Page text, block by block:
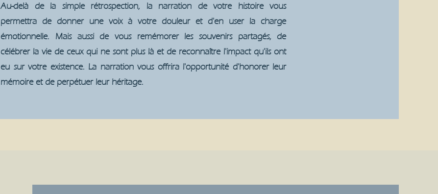
Au-delà de la simple rétrospection, la narration de votre histoire vous
permettra de donner une voix à votre douleur et d'en user la charge
émotionnelle. Mais aussi de vous remémorer les souvenirs partagés, de
célébrer la vie de ceux qui ne sont plus là et de reconnaître l'impact qu'ils ont
eu sur votre existence. La narration vous offrira l'opportunité d'honorer leur
mémoire et de perpétuer leur héritage.